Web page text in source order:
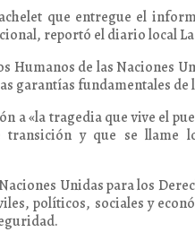
que entregue el
reportó el diario local
Humanos de las Naciones
garantías fundamentales de
a «la tragedia que vive el
y que se llame
Unidas para los
políticos, sociales y